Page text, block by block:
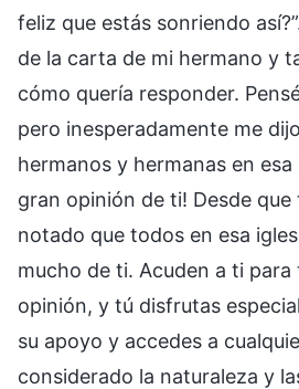
feliz que estás sonriendo
de la carta de mi hermano y
cómo quería responder.
pero inesperadamente me
hermanos y hermanas en
gran opinión de ti! Desde
notado que todos en esa
mucho de ti. Acuden a ti
opinión, y tú disfrutas
su apoyo y accedes a
considerado la naturaleza y